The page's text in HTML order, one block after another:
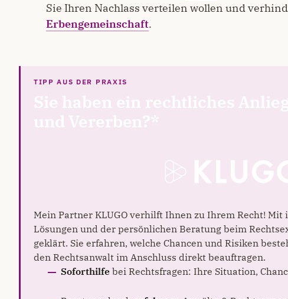
Sie Ihren Nachlass verteilen wollen und
Erbengemeinschaft.
Mein Partner KLUGO verhilft Ihnen zu Ihrem Recht!
Lösungen und der persönlichen Beratung beim
geklärt. Sie erfahren, welche Chancen und Risiken
den Rechtsanwalt im Anschluss direkt beauftragen.
Soforthilfe bei Rechtsfragen: Ihre Situation,